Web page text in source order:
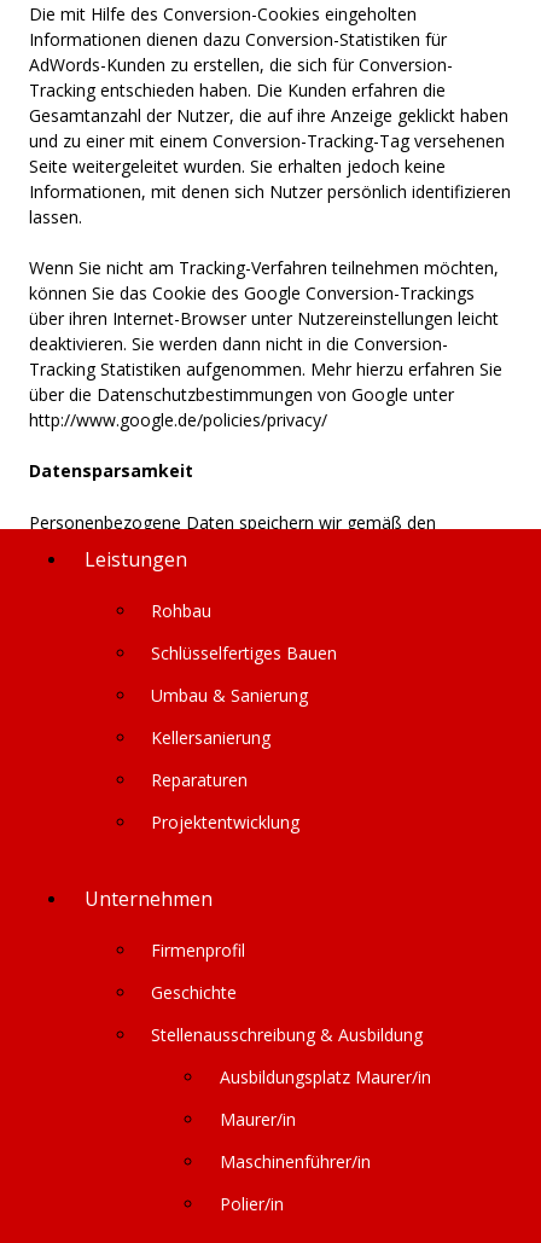
Die mit Hilfe des Conversion-Cookies eingeholten
Informationen dienen dazu Conversion-Statistiken für
AdWords-Kunden zu erstellen, die sich für Conversion-
Tracking entschieden haben. Die Kunden erfahren die
Gesamtanzahl der Nutzer, die auf ihre Anzeige geklickt haben
und zu einer mit einem Conversion-Tracking-Tag versehenen
Seite weitergeleitet wurden. Sie erhalten jedoch keine
Informationen, mit denen sich Nutzer persönlich identifizieren
lassen.
Wenn Sie nicht am Tracking-Verfahren teilnehmen möchten,
können Sie das Cookie des Google Conversion-Trackings
über ihren Internet-Browser unter Nutzereinstellungen leicht
deaktivieren. Sie werden dann nicht in die Conversion-
Tracking Statistiken aufgenommen. Mehr hierzu erfahren Sie
über die Datenschutzbestimmungen von Google unter
http://www.google.de/policies/privacy/
Datensparsamkeit
Personenbezogene Daten speichern wir gemäß den
Grundsätzen der Datenvermeidung und Datensparsamkeit
nur so lange, wie es erforderlich ist oder vom Gesetzgeber
der Zweck der erhobenen Informationen oder endet die
Speicherfrist, sperren oder löschen wir die Daten.
Ihre Rechte auf Auskunft, Berichtigung, Sperre,
Sie haben das Recht, auf Antrag unentgeltlich eine Auskunft,
anzufordern und/oder eine Berichtigung, Sperrung oder
oder die Daten unterliegen der gesetzlichen
Datenschutzbeauftragen (Kontaktdaten: am Ende der
Datenschutzerklärung).
Um eine Datensperre jederzeit berücksichtigen zu können, ist
Sperrdatei vorzuhalten. Besteht keine gesetzliche
Archivierungspflicht, können Sie auch die Löschung der Daten
Leistungen
Rohbau
Schlüsselfertiges Bauen
Umbau & Sanierung
Kellersanierung
Reparaturen
Projektentwicklung
Unternehmen
Firmenprofil
Geschichte
Stellenausschreibung & Ausbildung
Ausbildungsplatz Maurer/in
Maurer/in
Maschinenführer/in
Polier/in